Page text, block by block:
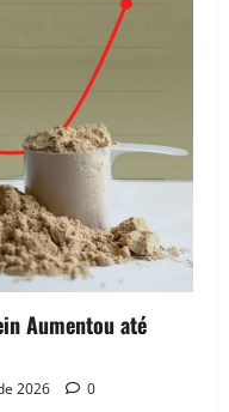
Aumentou até
2026 0